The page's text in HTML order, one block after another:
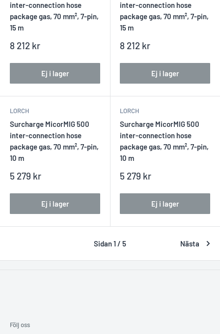
inter-connection hose
package gas, 70 mm², 7-pin,
15 m
Reapris
8 212 kr
Ej i lager
inter-connection hose
package gas, 70 mm², 7-pin,
15 m
Reapris
8 212 kr
Ej i lager
LORCH
Surcharge MicorMIG 500
inter-connection hose
package gas, 70 mm², 7-pin,
10 m
Reapris
5 279 kr
Ej i lager
LORCH
Surcharge MicorMIG 500
inter-connection hose
package gas, 70 mm², 7-pin,
10 m
Reapris
5 279 kr
Ej i lager
Sidan 1 / 5 Nästa
Följ oss